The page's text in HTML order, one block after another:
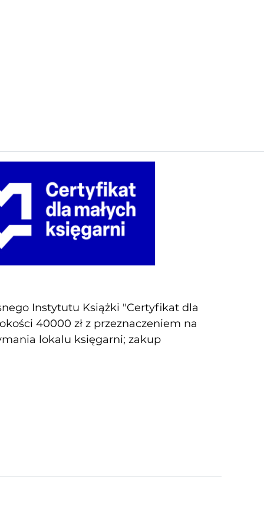
Instytutu Książki "Certyfikat dla
40000 zł z przeznaczeniem na
lokalu księgarni; zakup